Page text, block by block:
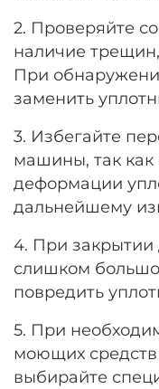
2. Проверяйте
наличие
При
заменить
3. Избегайте
машины, так как
деформации
дальнейшему
4. При закрытии
слишком
повредить
5. При
моющих средств
выбирайте